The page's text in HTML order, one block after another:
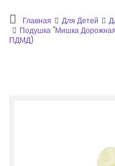
Главная Для Детей
Подушка "Мишка
ПДМД)